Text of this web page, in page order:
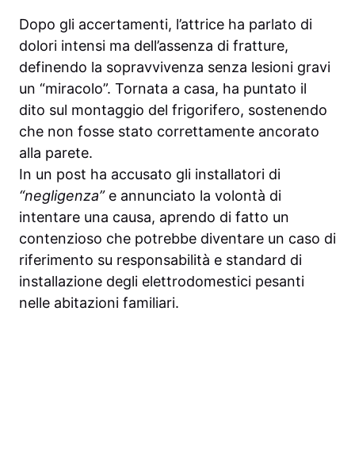
Dopo gli accertamenti, l’attrice ha parlato di
dolori intensi ma dell’assenza di fratture,
definendo la sopravvivenza senza lesioni gravi
un “miracolo”. Tornata a casa, ha puntato il
dito sul montaggio del frigorifero, sostenendo
che non fosse stato correttamente ancorato
alla parete.
In un post ha accusato gli installatori di
“negligenza”e annunciato la volontà di
intentare una causa, aprendo di fatto un
contenzioso che potrebbe diventare un caso di
riferimento su responsabilità e standard di
installazione degli elettrodomestici pesanti
nelle abitazioni familiari.